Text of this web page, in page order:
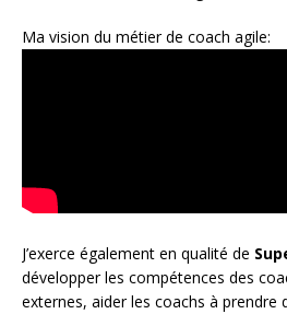
Ma vision du métier de coach agile:
J’exerce également en qualité de
développer les compétences des
externes, aider les coachs à prendre